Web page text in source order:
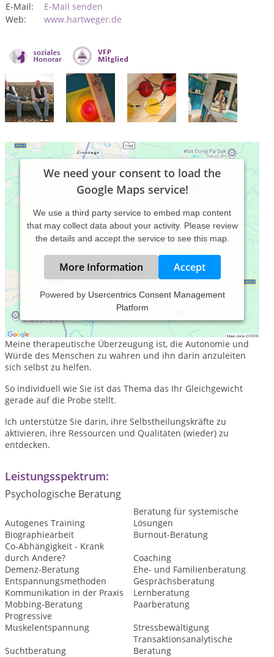
E-Mail:
E-Mail senden
Web:
www.hartweger.de
We need your consent to load the
Google Maps service!
We use a third party service to embed map content
that may collect data about your activity. Please review
the details and accept the service to see this map.
More Information Accept
Powered by Usercentrics Consent Management
Platform
Im Zentrum
meiner therapeutischen Arbeit stehen Sie -
steht der Mensch!
Meine therapeutische Überzeugung ist, die Autonomie und
Würde des Menschen zu wahren und ihn darin anzuleiten
sich selbst zu helfen.
So individuell wie Sie ist das Thema das Ihr Gleichgewicht
gerade auf die Probe stellt.
Ich unterstütze Sie darin, ihre Selbstheilungskräfte zu
aktivieren, ihre Ressourcen und Qualitäten (wieder) zu
entdecken.
Leistungsspektrum:
Psychologische Beratung
Autogenes Training
Beratung für systemische
Lösungen
Biographiearbeit
Burnout-Beratung
Co-Abhängigkeit - Krank
durch Andere?
Coaching
Demenz-Beratung
Ehe- und Familienberatung
Entspannungsmethoden
Gesprächsberatung
Kommunikation in der Praxis
Lernberatung
Mobbing-Beratung
Paarberatung
Progressive
Muskelentspannung
Stressbewältigung
Suchtberatung
Transaktionsanalytische
Beratung